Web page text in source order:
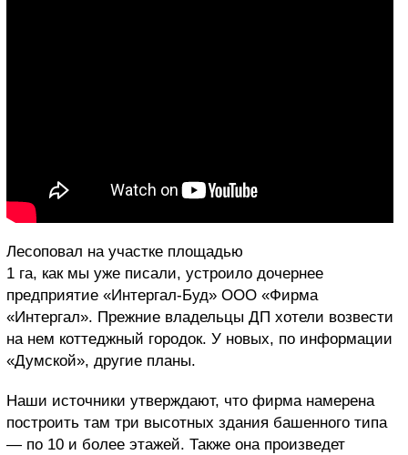
Лесоповал на участке площадью
1 га, как мы уже писали, устроило дочернее
предприятие «Интергал-Буд» ООО «Фирма
«Интергал». Прежние владельцы ДП хотели возвести
на нем коттеджный городок. У новых, по информации
«Думской», другие планы.
Наши источники утверждают, что фирма намерена
построить там три высотных здания башенного типа
— по 10 и более этажей. Также она произведет